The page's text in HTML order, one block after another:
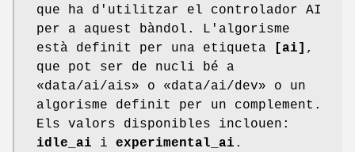
que ha d'utilitzar el controlador AI
per a aquest bàndol. L'algorisme
està definit per una etiqueta
[ai] ,
que pot ser de nucli bé a
«data/ai/ais» o «data/ai/dev» o un
algorisme definit per un complement.
Els valors disponibles inclouen:
idle_ai i experimental_ai .